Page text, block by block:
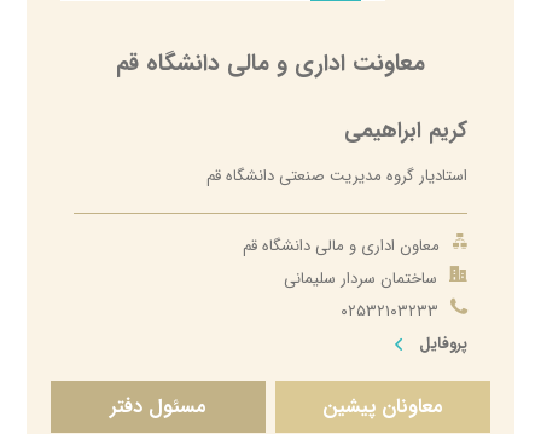
. اداره دریافت و پرداخت
درآمدزایی محصولات
کشاورزی
. اداره اموال
. اداره اعتبارات، رسیدگی
به اسناد و حسابداری
. اداره تدارکات و
انبارداری ـ کارپردازی
معاونت اداری و مالی دانشگاه قم
کریم ابراهیمی
استادیار گروه مدیریت صنعتی دانشگاه قم
معاون اداری و مالی دانشگاه قم
ساختمان سردار سلیمانی
۰۲۵۳۲۱۰۳۲۳۳
پروفایل
معاونان پیشین مسئول دفتر